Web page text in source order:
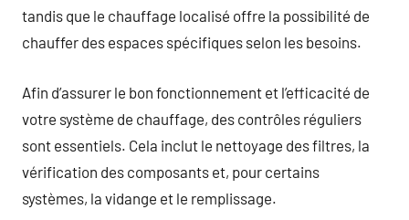
tandis que le chauffage localisé offre la possibilité de
chauffer des espaces spécifiques selon les besoins.
Afin d’assurer le bon fonctionnement et l’efficacité de
votre système de chauffage, des contrôles réguliers
sont essentiels. Cela inclut le nettoyage des filtres, la
vérification des composants et, pour certains
systèmes, la vidange et le remplissage.